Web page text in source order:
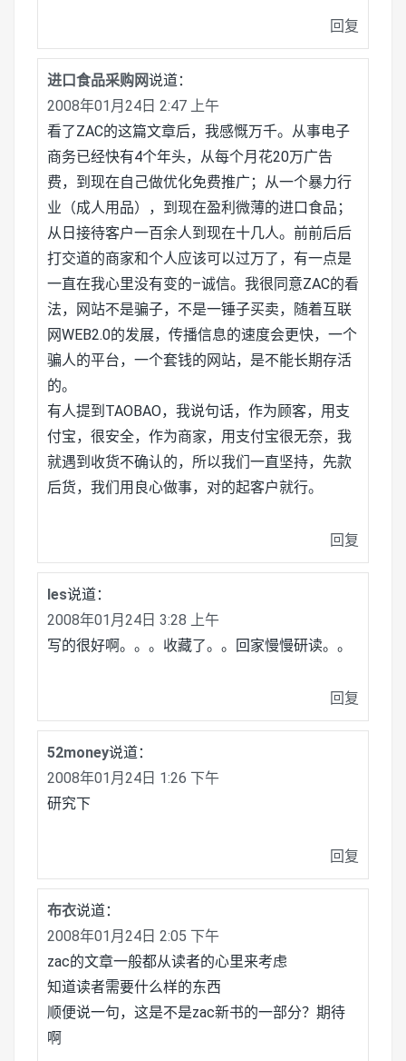
回复
进口食品采购网说道：
2008年01月24日 2:47 上午
看了ZAC的这篇文章后，我感慨万千。从事电子
商务已经快有4个年头，从每个月花20万广告
费，到现在自己做优化免费推广；从一个暴力行
业（成人用品），到现在盈利微薄的进口食品；
从日接待客户一百余人到现在十几人。前前后后
打交道的商家和个人应该可以过万了，有一点是
一直在我心里没有变的–诚信。我很同意ZAC的看
法，网站不是骗子，不是一锤子买卖，随着互联
网WEB2.0的发展，传播信息的速度会更快，一个
骗人的平台，一个套钱的网站，是不能长期存活
的。
有人提到TAOBAO，我说句话，作为顾客，用支
付宝，很安全，作为商家，用支付宝很无奈，我
就遇到收货不确认的，所以我们一直坚持，先款
后货，我们用良心做事，对的起客户就行。
回复
les说道：
2008年01月24日 3:28 上午
写的很好啊。。。收藏了。。回家慢慢研读。。
回复
52money说道：
2008年01月24日 1:26 下午
研究下
回复
布衣说道：
2008年01月24日 2:05 下午
zac的文章一般都从读者的心里来考虑
知道读者需要什么样的东西
顺便说一句，这是不是zac新书的一部分？期待
啊